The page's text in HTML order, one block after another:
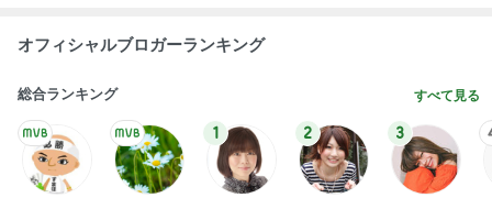
オフィシャルブロガーランキング
総合ランキング すべて見る
1 2 3